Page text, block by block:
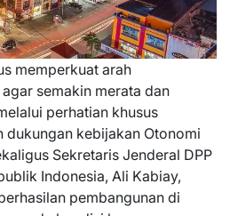
memperkuat arah
semakin merata dan
perhatian khusus
dukungan kebijakan Otonomi
Sekretaris Jenderal DPP
Indonesia, Ali Kabiay,
pembangunan di